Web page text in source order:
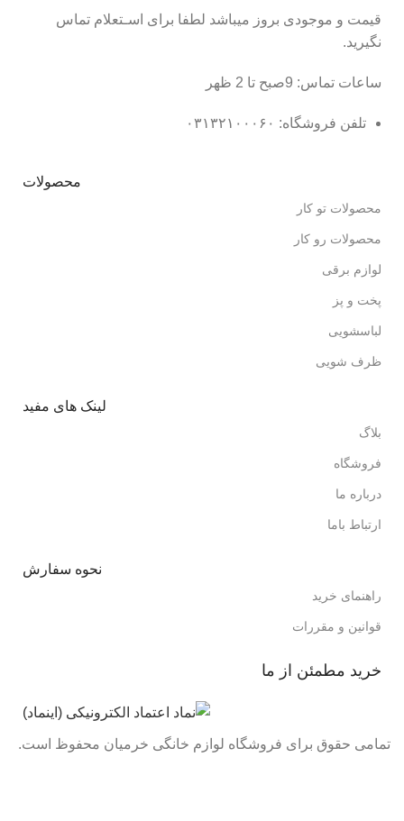
قیمت و موجودی بروز میباشد لطفا برای اسـتعلام تماس
نگیرید.
ساعات تماس: 9صبح تا 2 ظهر
تلفن فروشگاه: ۰۳۱۳۲۱۰۰۰۶۰
محصولات
محصولات تو کار
محصولات رو کار
لوازم برقی
پخت و پز
لباسشویی
ظرف شویی
لینک های مفید
بلاگ
فروشگاه
درباره ما
ارتباط باما
نحوه سفارش
راهنمای خرید
قوانین و مقررات
خرید مطمئن از ما
تمامی حقوق برای فروشگاه لوازم خانگی خرمیان محفوظ است.